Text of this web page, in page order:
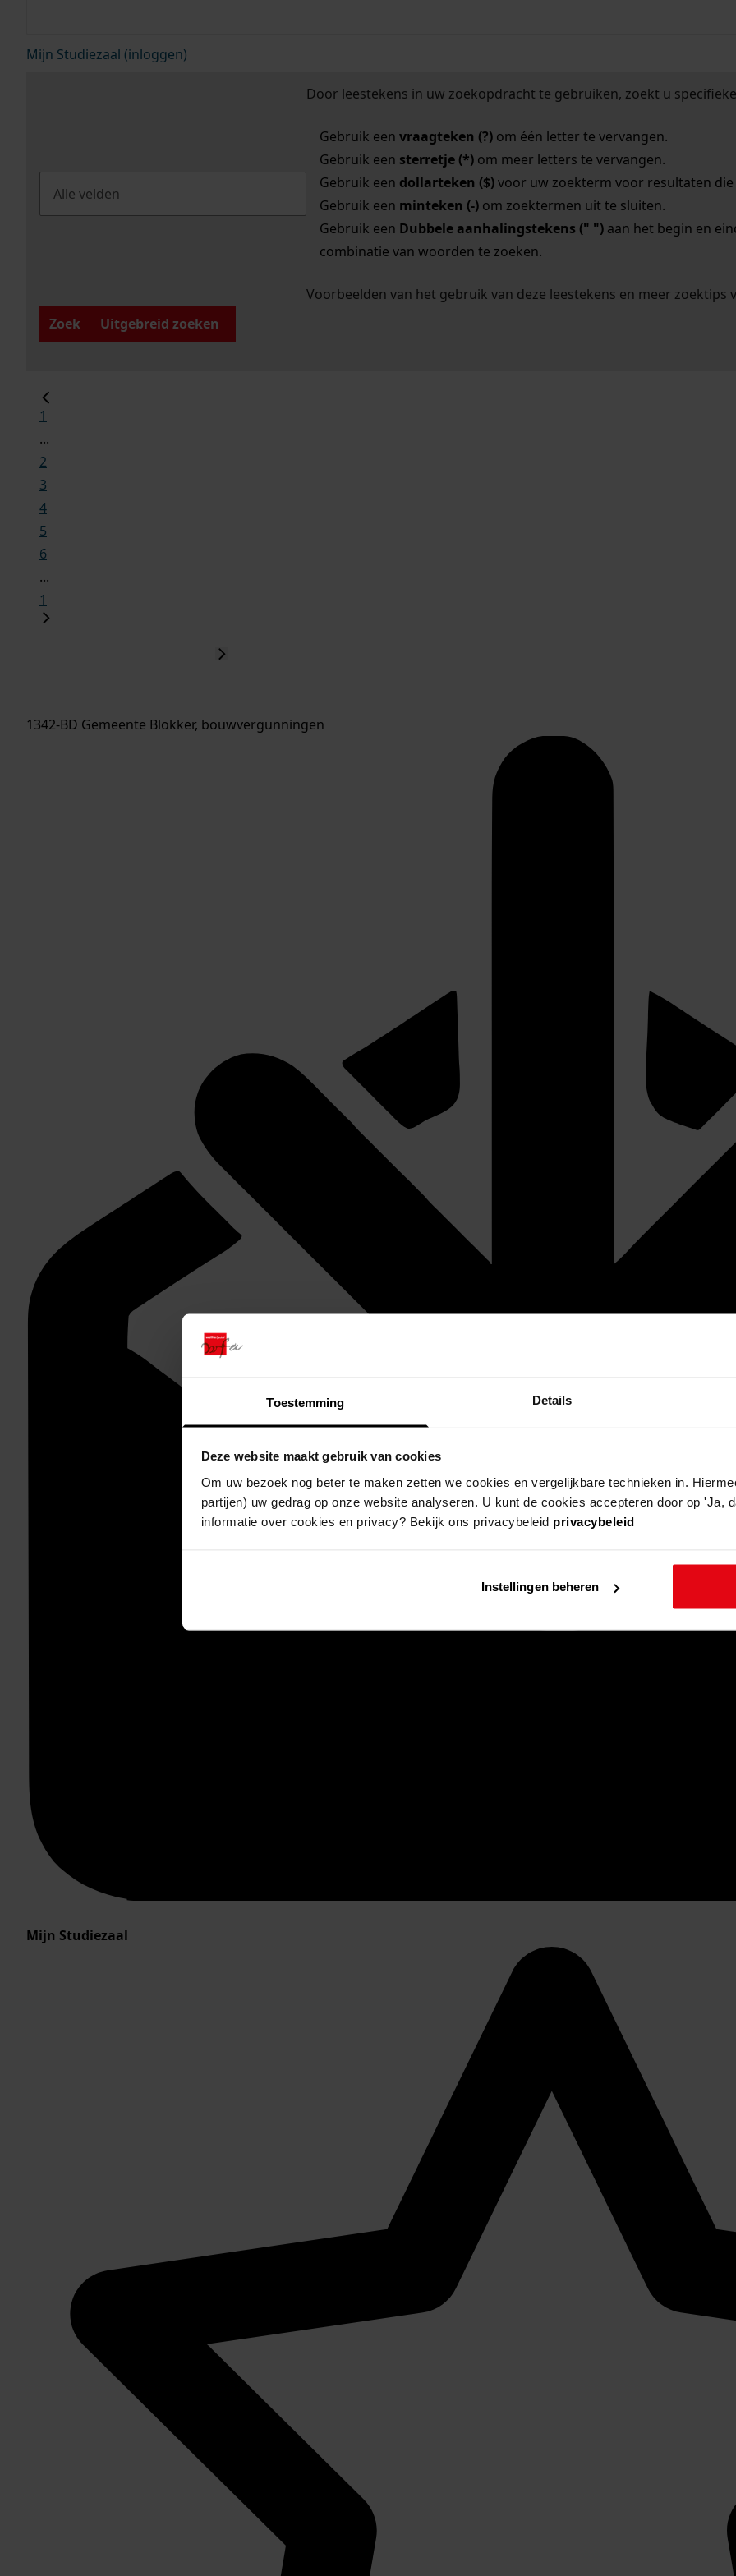
Toestemming Details
Deze website maakt gebruik van cookies
Om uw bezoek nog beter te maken zetten we cookies en vergelijkbare technieken in.
partijen) uw gedrag op onze website analyseren. U kunt de cookies accepteren door op 'Ja,
informatie over cookies en privacy? Bekijk ons privacybeleid privacybeleid
Instellingen beheren
Mijn Studiezaal (inloggen)
Door leestekens in uw zoekopdracht te gebruiken, zoekt u
Gebruik een vraagteken (?)om één letter te vervangen.
Gebruik een sterretje (*)om meer letters te vervangen.
Gebruik een dollarteken ($)voor uw zoekterm voor resultaten die
Gebruik een minteken (-)om zoektermen uit te sluiten.
Gebruik een Dubbele aanhalingstekens (" ")aan het begin en
combinatie van woorden te zoeken.
Voorbeelden van het gebruik van deze leestekens en meer zoektips
Zoek
Uitgebreid zoeken
1
...
2
3
4
5
6
...
1
1342-BD Gemeente Blokker, bouwvergunningen
Mijn Studiezaal